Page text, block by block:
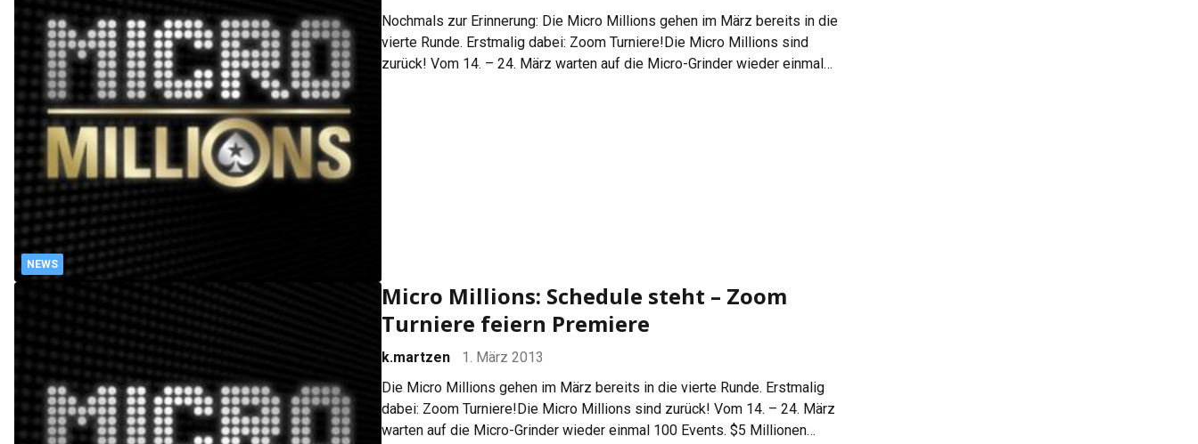
NEWS
Nochmals zur Erinnerung: Die Micro Millions gehen im März bereits in die
vierte Runde. Erstmalig dabei: Zoom Turniere!Die Micro Millions sind
zurück! Vom 14. – 24. März warten auf die Micro-Grinder wieder einmal
Micro Millions: Schedule steht – Zoom
Turniere feiern Premiere
k.martzen
1. März 2013
Die Micro Millions gehen im März bereits in die vierte Runde. Erstmalig
dabei: Zoom Turniere!Die Micro Millions sind zurück! Vom 14. – 24. März
warten auf die Micro-Grinder wieder einmal 100 Events. $5 Millionen